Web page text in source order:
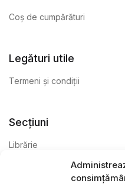
Coș de cumpărături
Legături utile
Termeni și condiții
Secțiuni
Librărie